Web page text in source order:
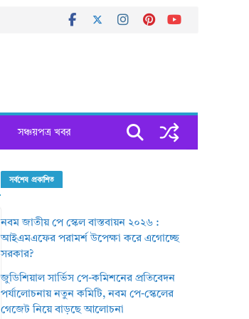
সঞ্চয়পত্র খবর
সর্বশেষ প্রকাশিত
নবম জাতীয় পে স্কেল বাস্তবায়ন ২০২৬ :
আইএমএফের পরামর্শ উপেক্ষা করে এগোচ্ছে
সরকার?
জুডিশিয়াল সার্ভিস পে-কমিশনের প্রতিবেদন
পর্যালোচনায় নতুন কমিটি, নবম পে-স্কেলের
গেজেট নিয়ে বাড়ছে আলোচনা